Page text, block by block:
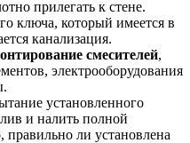
прилегать к стене.
ключа, который имеется в
канализация.
смесителей,
электрооборудования
установленного
и налить полной
ли установлена